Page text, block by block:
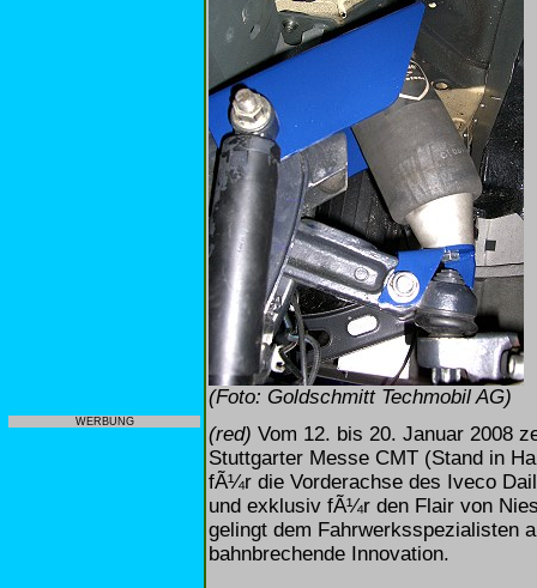
WERBUNG
(Foto: Goldschmitt Techmobil AG)
(red) Vom 12. bis 20. Januar 2008
Stuttgarter Messe CMT (Stand in
fÃ¼r die Vorderachse des Iveco
und exklusiv fÃ¼r den Flair von
gelingt dem Fahrwerksspezialisten
bahnbrechende Innovation.